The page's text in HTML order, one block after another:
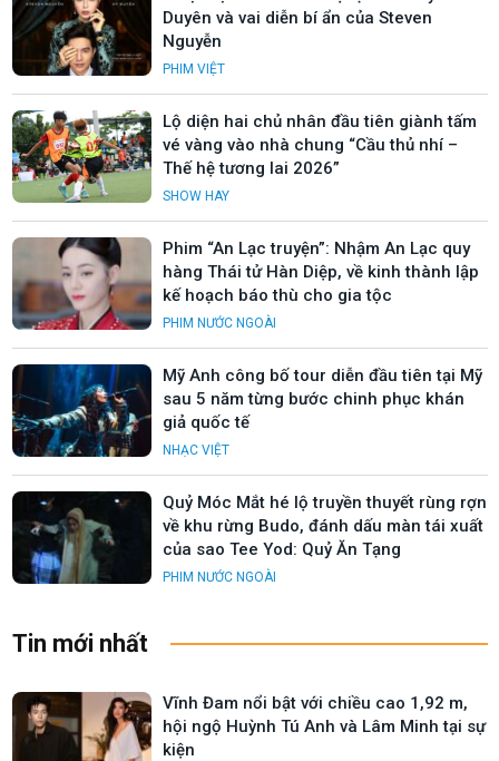
Duyên và vai diễn bí ẩn của Steven
Nguyễn
PHIM VIỆT
Lộ diện hai chủ nhân đầu tiên giành tấm
vé vàng vào nhà chung “Cầu thủ nhí –
Thế hệ tương lai 2026”
SHOW HAY
Phim “An Lạc truyện”: Nhậm An Lạc quy
hàng Thái tử Hàn Diệp, về kinh thành lập
kế hoạch báo thù cho gia tộc
PHIM NƯỚC NGOÀI
Mỹ Anh công bố tour diễn đầu tiên tại Mỹ
sau 5 năm từng bước chinh phục khán
giả quốc tế
NHẠC VIỆT
Quỷ Móc Mắt hé lộ truyền thuyết rùng rợn
về khu rừng Budo, đánh dấu màn tái xuất
của sao Tee Yod: Quỷ Ăn Tạng
PHIM NƯỚC NGOÀI
Tin mới nhất
Vĩnh Đam nổi bật với chiều cao 1,92 m,
hội ngộ Huỳnh Tú Anh và Lâm Minh tại sự
kiện